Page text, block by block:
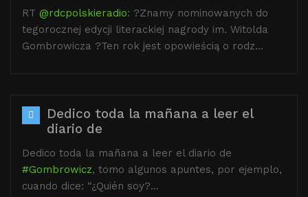
RT @rdcpolskieradio: ?Znamy nominowanych do
tegorocznej edycji literackiej nagrody im. Witolda
Gombrowicza ?️Ten rok jest opowieścią o rodz…
Dedico toda la mañana a leer el
diario de
Dedico toda la mañana a leer el diario de
#Gombrowicz, tomo algunos apuntes, por ejemplo,
cuando dice: “¿Quién soy?…